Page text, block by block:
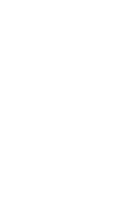
Karim E.B., el piloto de la
del Instituto Armado tras
) el pasado
pasará en la mañana de
Instancia e Instrucción